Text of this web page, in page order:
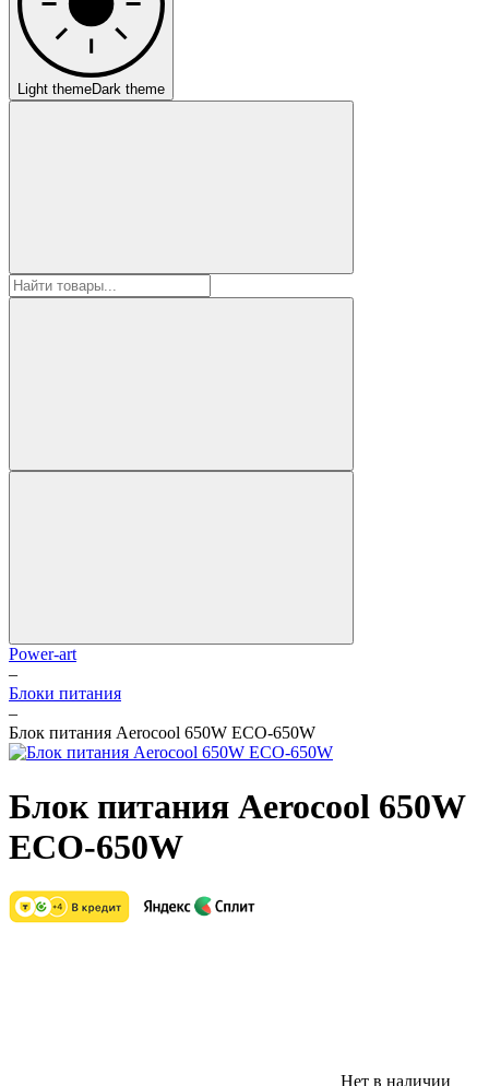
Light themeDark theme
Power-art
–
Блоки питания
–
Блок питания Aerocool 650W ECO-650W
Блок питания Aerocool 650W
ECO-650W
Нет в наличии